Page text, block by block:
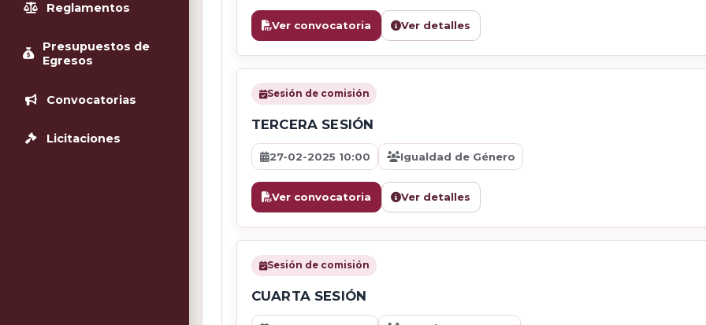
Reglamentos
Presupuestos de
Egresos
Convocatorias
Licitaciones
Ver convocatoria Ver detalles
Sesión de comisión
TERCERA SESIÓN
27-02-2025 10:00 Igualdad de Género
Ver convocatoria Ver detalles
Sesión de comisión
CUARTA SESIÓN